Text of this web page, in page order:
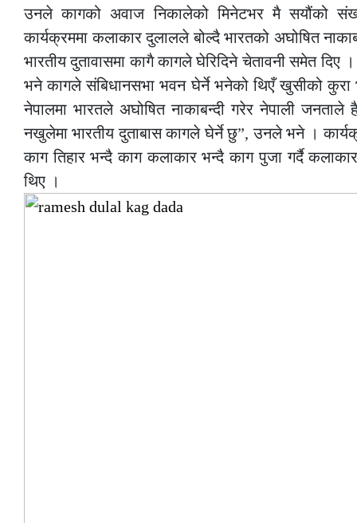
उनले कागको अवाज निकालेको मिनेटभर मै सयौंको
कार्यक्रममा कलाकार दुलालले बोल्दै भारतको अघोषित
भारतीय दुतावासमा कागै कागले घेरिदिने चेतावनी समेत दिए
भने कागले संबिधानसभा भवन घेर्ने भनेको थिएँ खुसीको कुरा
नेपालमा भारतले अघोषित नाकाबन्दी गरेर नेपाली जनताले
नखुलेमा भारतीय दुताबास कागले घेर्ने छु”, उनले भने ।
काग तिहार भन्दै काग कलाकार भन्दै काग पुजा गर्दै
थिए ।